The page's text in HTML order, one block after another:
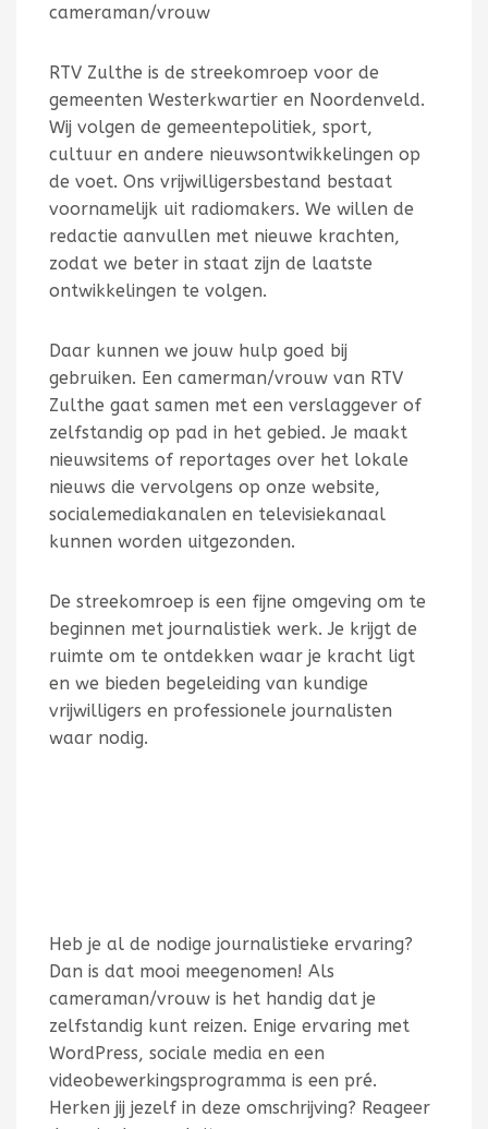
cameraman/vrouw
RTV Zulthe is de streekomroep voor de
gemeenten Westerkwartier en Noordenveld.
Wij volgen de gemeentepolitiek, sport,
cultuur en andere nieuwsontwikkelingen op
de voet. Ons vrijwilligersbestand bestaat
voornamelijk uit radiomakers. We willen de
redactie aanvullen met nieuwe krachten,
zodat we beter in staat zijn de laatste
ontwikkelingen te volgen.
Daar kunnen we jouw hulp goed bij
gebruiken. Een camerman/vrouw van RTV
Zulthe gaat samen met een verslaggever of
zelfstandig op pad in het gebied. Je maakt
nieuwsitems of reportages over het lokale
nieuws die vervolgens op onze website,
socialemediakanalen en televisiekanaal
kunnen worden uitgezonden.
De streekomroep is een fijne omgeving om te
beginnen met journalistiek werk. Je krijgt de
ruimte om te ontdekken waar je kracht ligt
en we bieden begeleiding van kundige
vrijwilligers en professionele journalisten
waar nodig.
Heb je al de nodige journalistieke ervaring?
Dan is dat mooi meegenomen! Als
cameraman/vrouw is het handig dat je
zelfstandig kunt reizen. Enige ervaring met
WordPress, sociale media en een
videobewerkingsprogramma is een pré.
Herken jij jezelf in deze omschrijving? Reageer